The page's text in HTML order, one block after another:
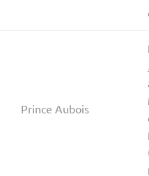
Prince Aubois